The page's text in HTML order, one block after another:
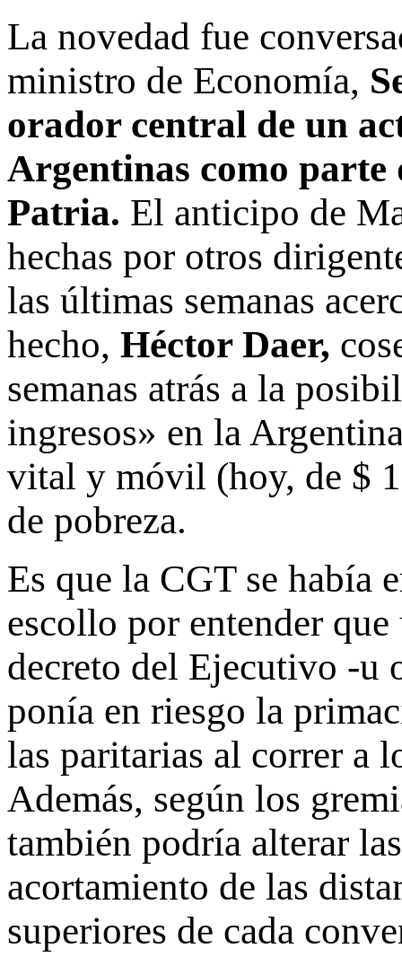
La novedad fue
ministro de Economía,
orador central de un
Argentinas como parte
Patria. El anticipo de
hechas por otros
las últimas semanas
hecho, Héctor Daer,
semanas atrás a la
ingresos» en la
vital y móvil (hoy, de $
de pobreza.
Es que la CGT se había
escollo por entender
decreto del Ejecutivo -u
ponía en riesgo la
las paritarias al correr a
Además, según los
también podría alterar
acortamiento de las
superiores de cada